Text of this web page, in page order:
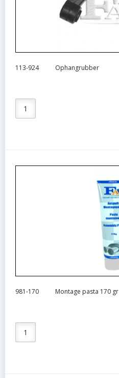
113-924 Ophangrubber
981-170 Montage pasta 170 gr